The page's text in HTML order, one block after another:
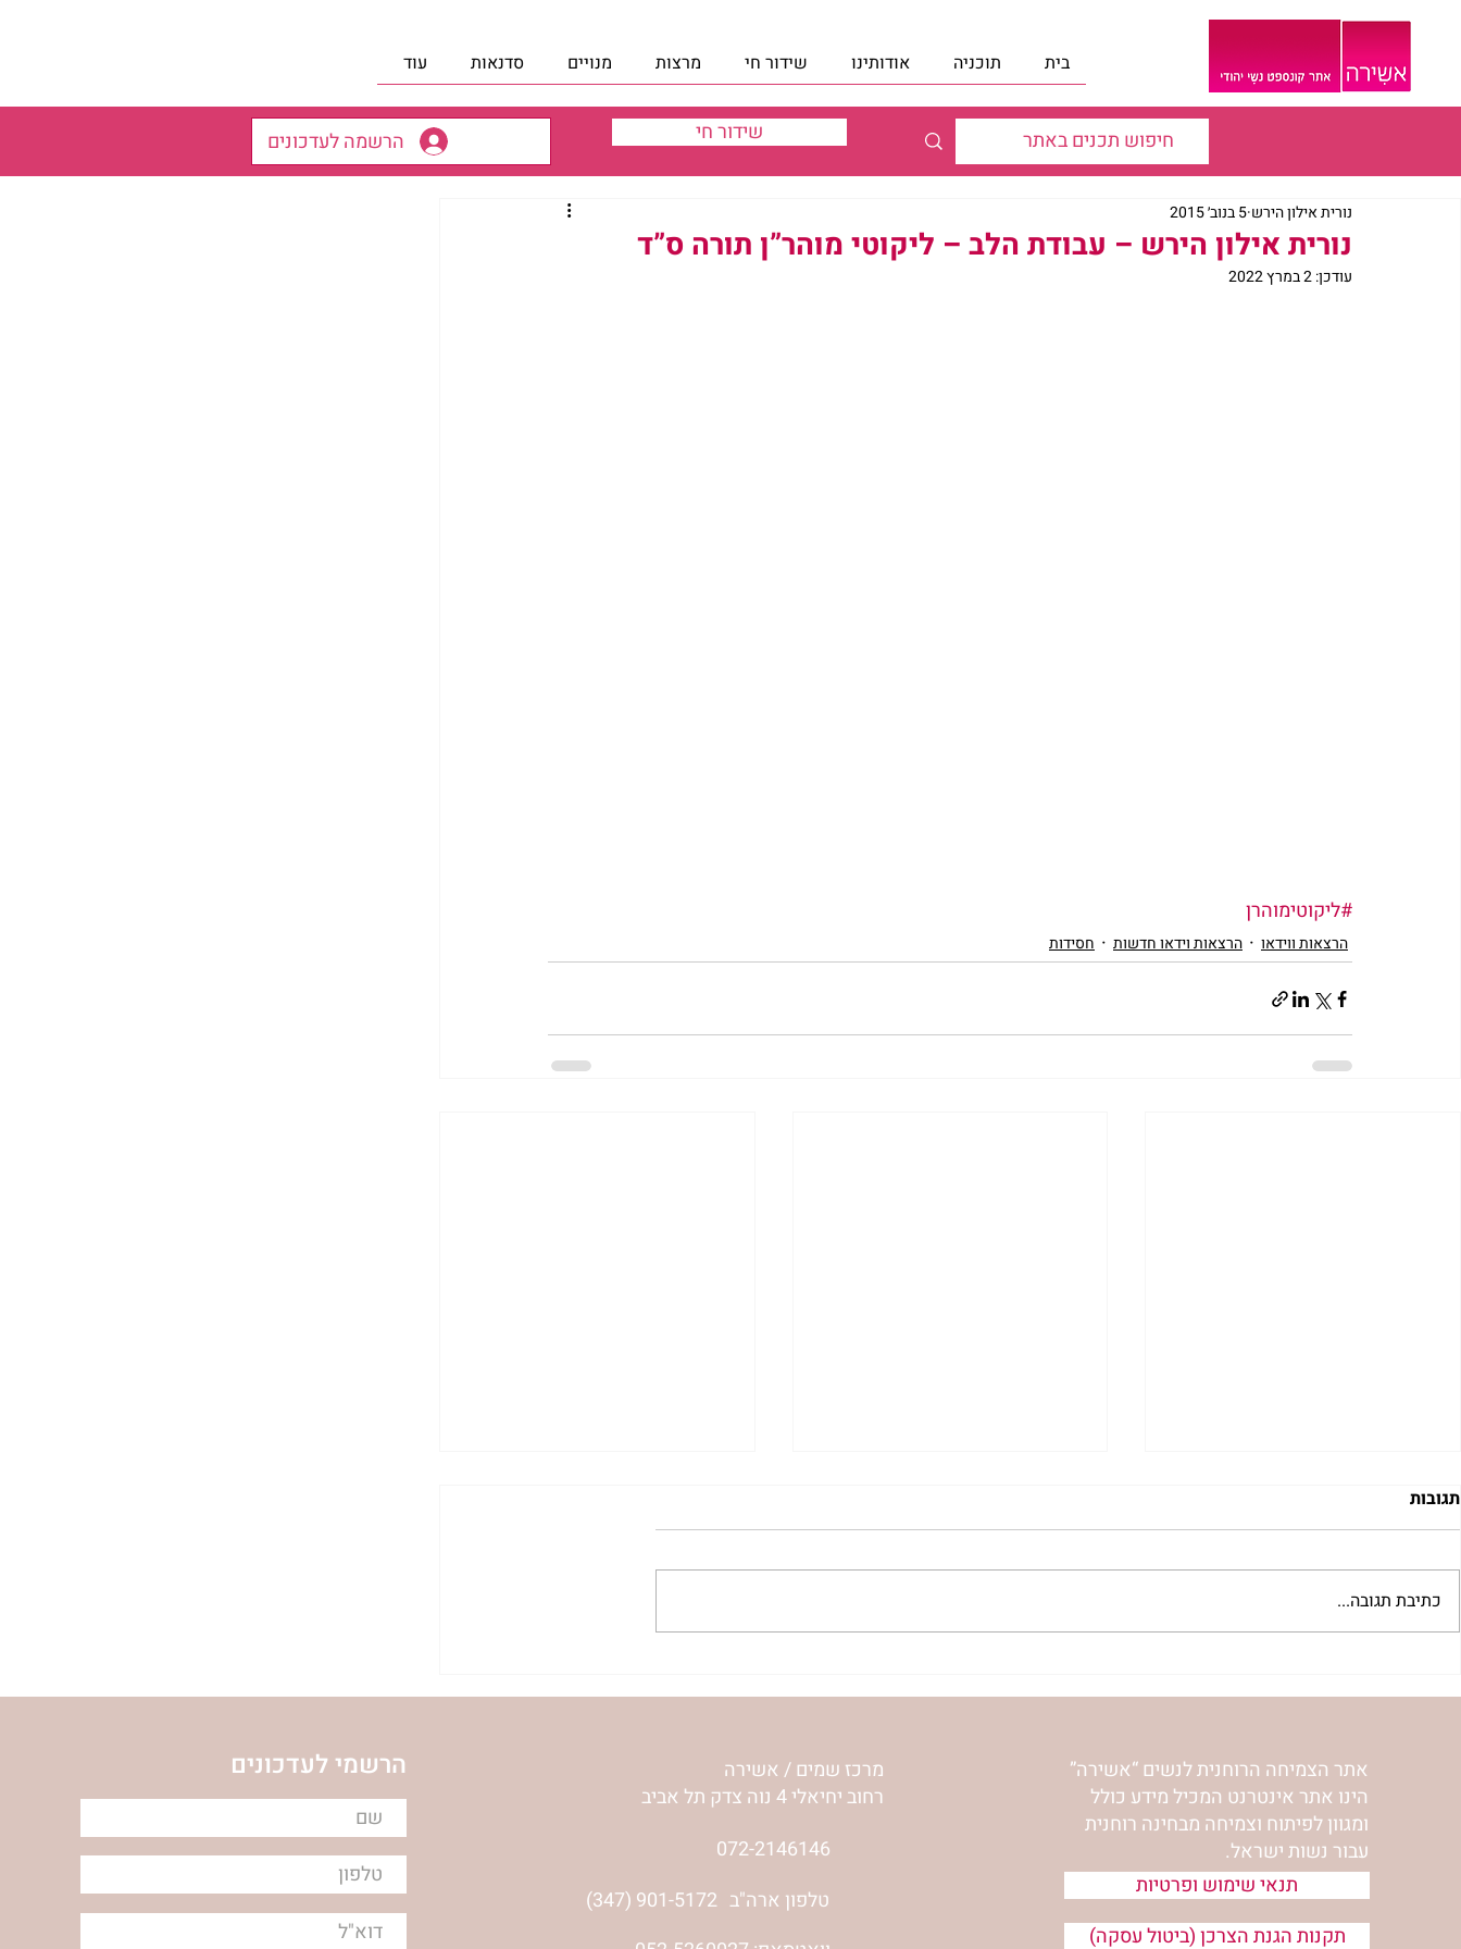
בית תוכניה אודותינו שידור חי מרצות מנויים סדנאות עוד
הרשמה לעדכונים שידור חי
נורית אילון הירש – עבודת הלב – ליקוטי מוהר”ן תורה ס”ד
נורית אילון הירש 5 בנוב׳ 2015
עודכן:2 במרץ 2022
#ליקוטימוהרן
הרצאות ווידאו הרצאות וידאו חדשות חסידות
אילון הירש
אהבה | נורית אילון הירש
כלום | נורית אילון הירש
תגובות
כתיבת תגובה...
הרשמי לעדכונים
מרכז שמים / אשירה
רחוב יחיאלי 4 נוה צדק תל אביב
072-2146146
(347) 901-5172 טלפון ארה"ב
אתר הצמיחה הרוחנית לנשים “אשירה”
הינו אתר אינטרנט המכיל מידע כולל
ומגוון לפיתוח וצמיחה מבחינה רוחנית
עבור נשות ישראל.
תנאי שימוש ופרטיות
תקנות הגנת הצרכן (ביטול עסקה)